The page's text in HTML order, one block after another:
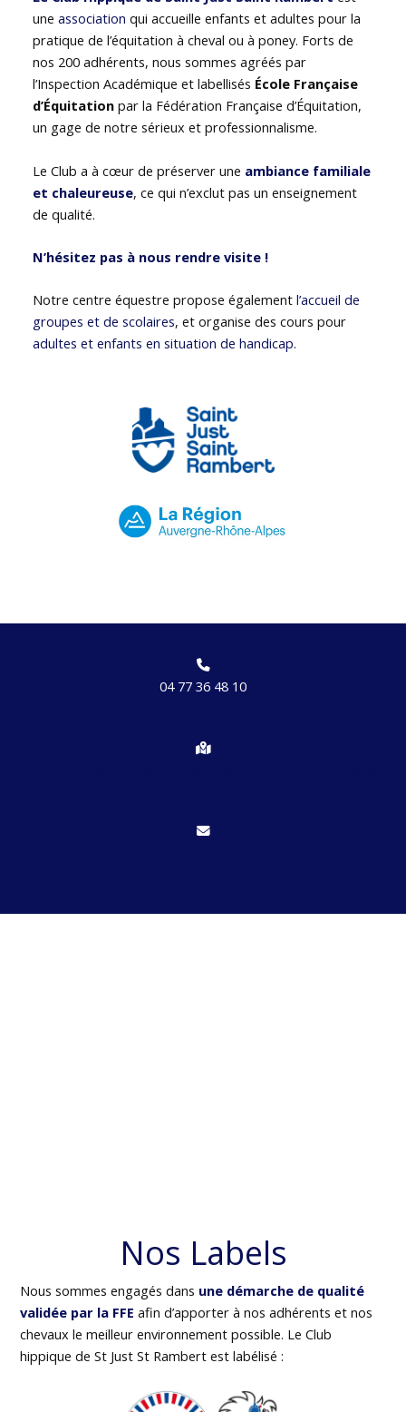
uneassociation qui accueille enfants et adultes pour la
pratique de l’équitation à cheval ou à poney. Forts de
nos 200 adhérents, nous sommes agréés par
l’Inspection Académique et labellisés École Française
d’Équitation par la Fédération Française d’Équitation,
un gage de notre sérieux et professionnalisme.
Le Club a à cœur de préserver une ambiance familiale
et chaleureuse, ce qui n’exclut pas un enseignement
de qualité.
N’hésitez pas à nous rendre visite !
Notre centre équestre propose égalementl’accueil de
groupes et de scolaires, et organise des cours pour
adultes et enfants en situation de handicap.
04 77 36 48 10
Nos Labels
Nous sommes engagés dans une démarche de qualité
validée par la FFE afin d’apporter à nos adhérents et nos
chevaux le meilleur environnement possible. Le Club
hippique de St Just St Rambert est labélisé :